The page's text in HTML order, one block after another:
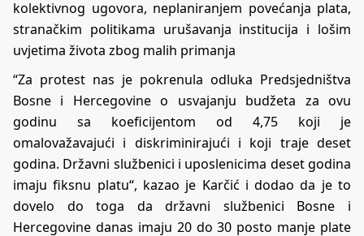
kolektivnog ugovora, neplaniranjem povećanja plata,
stranačkim politikama urušavanja institucija i lošim
uvjetima života zbog malih primanja
“Za protest nas je pokrenula odluka Predsjedništva
Bosne i Hercegovine o usvajanju budžeta za ovu
godinu sa koeficijentom od 4,75 koji je
omalovažavajući i diskriminirajući i koji traje deset
godina. Državni službenici i uposlenicima deset godina
imaju fiksnu platu“, kazao je Karčić i dodao da je to
dovelo do toga da državni službenici Bosne i
Hercegovine danas imaju 20 do 30 posto manje plate